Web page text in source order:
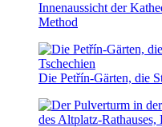
Innenaussicht der
Method
Die Petřín-Gärten, die